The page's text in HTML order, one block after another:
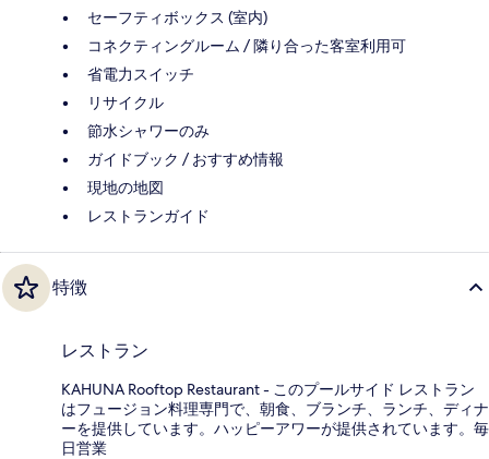
セーフティボックス (室内)
コネクティングルーム / 隣り合った客室利用可
省電力スイッチ
リサイクル
節水シャワーのみ
ガイドブック / おすすめ情報
現地の地図
レストランガイド
特徴
レストラン
KAHUNA Rooftop Restaurant - このプールサイド レストラン
はフュージョン料理専門で、朝食、ブランチ、ランチ、ディナ
ーを提供しています。ハッピーアワーが提供されています。毎
日営業